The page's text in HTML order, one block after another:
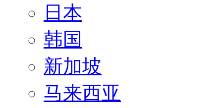
日本
韩国
新加坡
马来西亚